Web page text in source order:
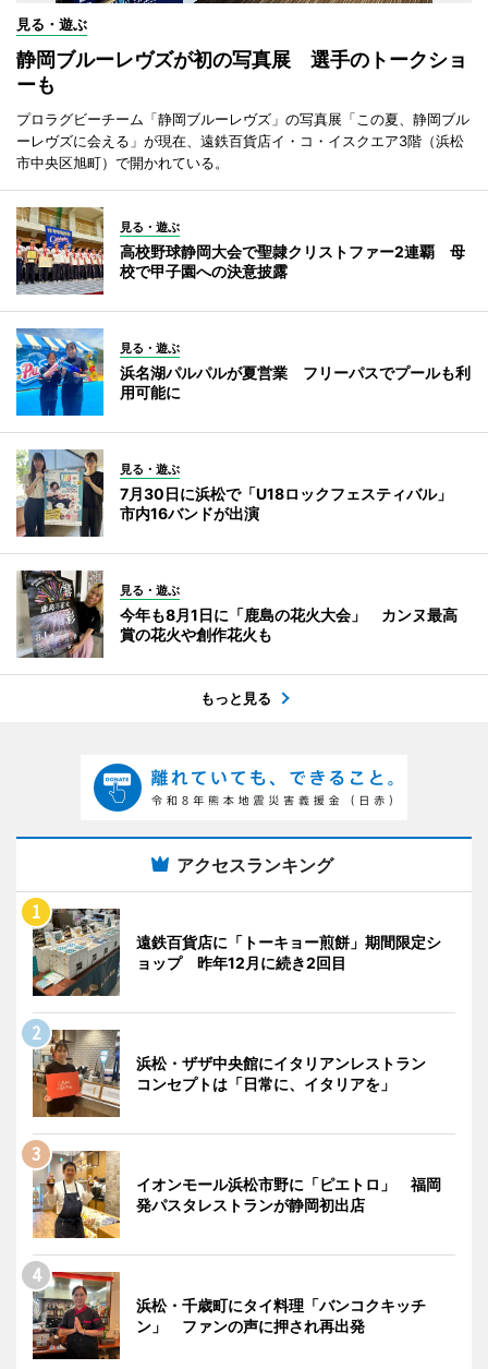
見る・遊ぶ
静岡ブルーレヴズが初の写真展 選手のトークショ
ーも
プロラグビーチーム「静岡ブルーレヴズ」の写真展「この夏、静岡ブル
ーレヴズに会える」が現在、遠鉄百貨店イ・コ・イスクエア3階（浜松
市中央区旭町）で開かれている。
見る・遊ぶ
高校野球静岡大会で聖隷クリストファー2連覇 母
校で甲子園への決意披露
見る・遊ぶ
浜名湖パルパルが夏営業 フリーパスでプールも利
用可能に
見る・遊ぶ
7月30日に浜松で「U18ロックフェスティバル」
市内16バンドが出演
見る・遊ぶ
今年も8月1日に「鹿島の花火大会」 カンヌ最高
賞の花火や創作花火も
もっと見る
アクセスランキング
遠鉄百貨店に「トーキョー煎餅」期間限定シ
ョップ 昨年12月に続き2回目
浜松・ザザ中央館にイタリアンレストラン
コンセプトは「日常に、イタリアを」
イオンモール浜松市野に「ピエトロ」 福岡
発パスタレストランが静岡初出店
浜松・千歳町にタイ料理「バンコクキッチ
ン」 ファンの声に押され再出発